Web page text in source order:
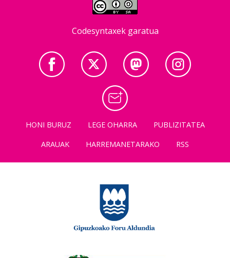
Codesyntaxek garatua
HONI BURUZ LEGE OHARRA
PUBLIZITATEA
ARAUAK
HARREMANETARAKO RSS